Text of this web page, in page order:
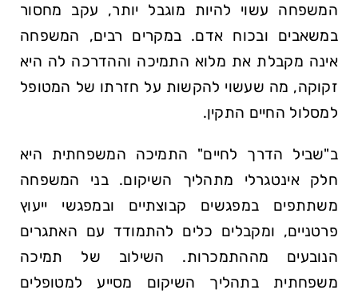
המשפחה עשוי להיות מוגבל יותר, עקב מחסור
במשאבים ובכוח אדם. במקרים רבים, המשפחה
אינה מקבלת את מלוא התמיכה וההדרכה לה היא
זקוקה, מה שעשוי להקשות על חזרתו של המטופל
למסלול החיים התקין.
ב"שביל הדרך לחיים" התמיכה המשפחתית היא
חלק אינטגרלי מתהליך השיקום. בני המשפחה
משתתפים במפגשים קבוצתיים ובמפגשי ייעוץ
פרטניים, ומקבלים כלים להתמודד עם האתגרים
הנובעים מההתמכרות. השילוב של תמיכה
משפחתית בתהליך השיקום מסייע למטופלים